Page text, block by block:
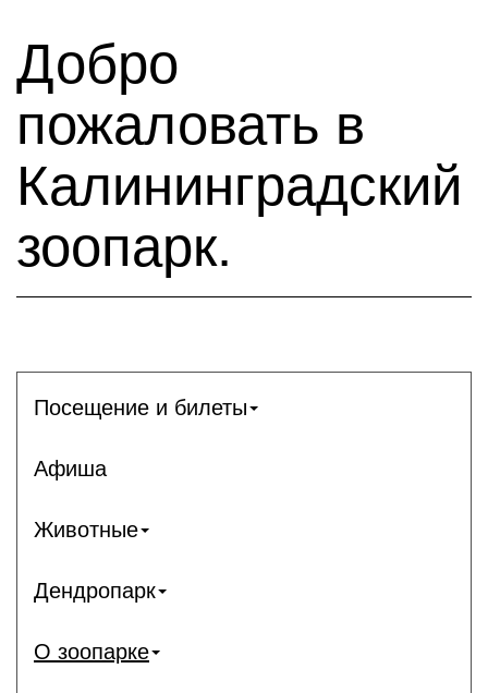
Добро
пожаловать в
Калининградский
зоопарк.
Посещение и билеты
Афиша
Животные
Дендропарк
О зоопарке